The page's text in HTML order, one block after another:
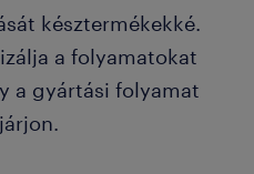
késztermékekké.
a folyamatokat
a gyártási folyamat